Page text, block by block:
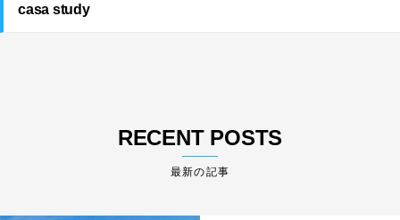
casa study
RECENT POSTS
最新の記事